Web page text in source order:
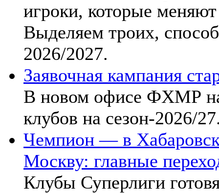
игроки, которые
Выделяем троих,
2026/2027.
Заявочная кампания
В новом офисе ФХМР
клубов на сезон-2026/
Чемпион — в
Москву: главные
Клубы Суперлиги